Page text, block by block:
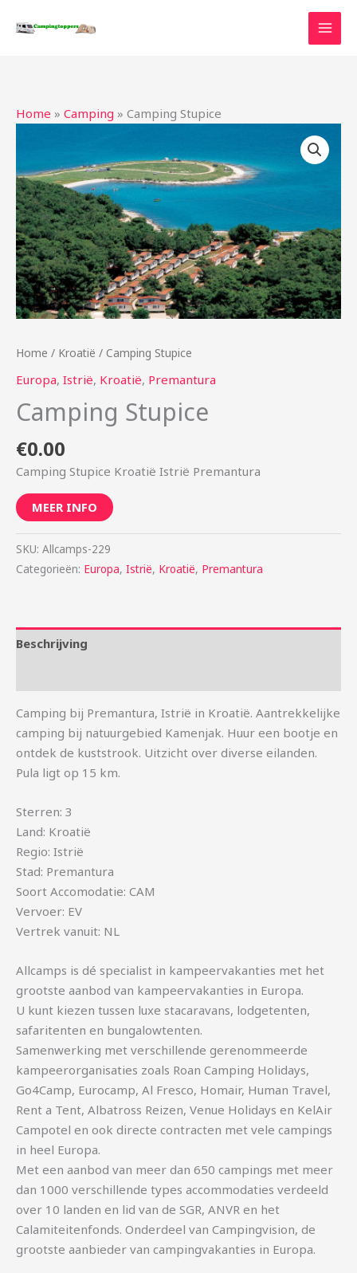
naar
Home » Camping » Camping Stupice
Home / Kroatië / Camping Stupice
Europa, Istrië, Kroatië, Premantura
Camping Stupice
€0.00
Camping Stupice Kroatië Istrië Premantura
MEER INFO
SKU: Allcamps-229
Categorieën: Europa, Istrië, Kroatië, Premantura
Beschrijving
Camping bij Premantura, Istrië in Kroatië. Aantrekkelijke
camping bij natuurgebied Kamenjak. Huur een bootje en
ontdek de kuststrook. Uitzicht over diverse eilanden.
Pula ligt op 15 km.
Sterren: 3
Land: Kroatië
Regio: Istrië
Stad: Premantura
Soort Accomodatie: CAM
Vervoer: EV
Vertrek vanuit: NL
Allcamps is dé specialist in kampeervakanties met het
grootste aanbod van kampeervakanties in Europa.
U kunt kiezen tussen luxe stacaravans, lodgetenten,
safaritenten en bungalowtenten.
Samenwerking met verschillende gerenommeerde
kampeerorganisaties zoals Roan Camping Holidays,
Go4Camp, Eurocamp, Al Fresco, Homair, Human Travel,
Rent a Tent, Albatross Reizen, Venue Holidays en KelAir
Campotel en ook directe contracten met vele campings
in heel Europa.
Met een aanbod van meer dan 650 campings met meer
dan 1000 verschillende types accommodaties verdeeld
over 10 landen en lid van de SGR, ANVR en het
Calamiteitenfonds. Onderdeel van Campingvision, de
grootste aanbieder van campingvakanties in Europa.